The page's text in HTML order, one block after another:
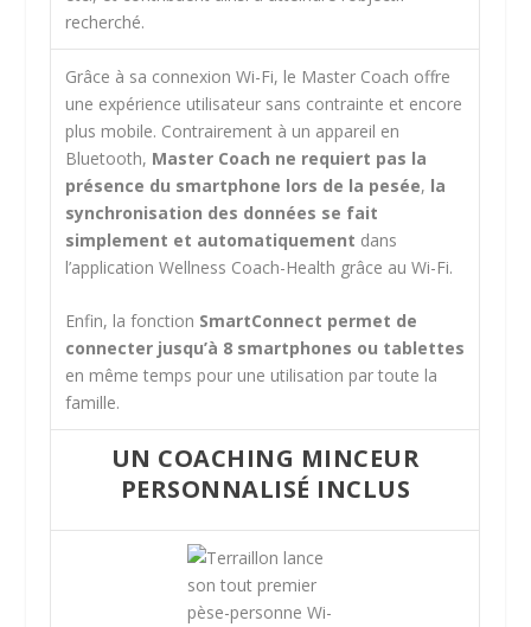
recherché.
Grâce à sa connexion Wi-Fi, le Master Coach offre
une expérience utilisateur sans contrainte et encore
plus mobile. Contrairement à un appareil en
Bluetooth, Master Coach ne requiert pas la
présence du smartphone lors de la pesée, la
synchronisation des données se fait
simplement et automatiquement dans
l’application Wellness Coach-Health grâce au Wi-Fi.
Enfin, la fonction SmartConnect permet de
connecter jusqu’à 8 smartphones ou tablettes
en même temps pour une utilisation par toute la
famille.
UN COACHING MINCEUR
PERSONNALISÉ INCLUS